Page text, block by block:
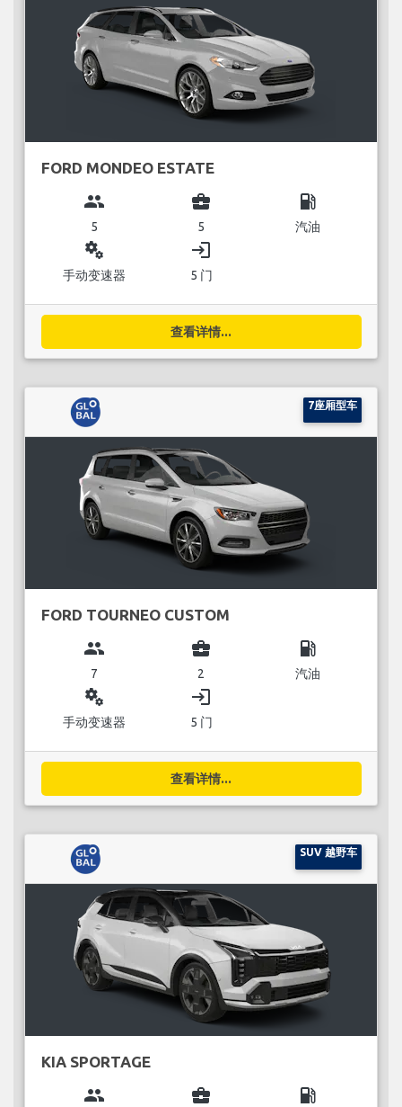
FORD MONDEO ESTATE
group
5
business_center
5
local_gas_station
汽油
miscellaneous_services
手动变速器
login
5 门
查看详情...
7座厢型车
FORD TOURNEO CUSTOM
group
7
business_center
2
local_gas_station
汽油
miscellaneous_services
手动变速器
login
5 门
查看详情...
SUV 越野车
KIA SPORTAGE
group business_center local_gas_station